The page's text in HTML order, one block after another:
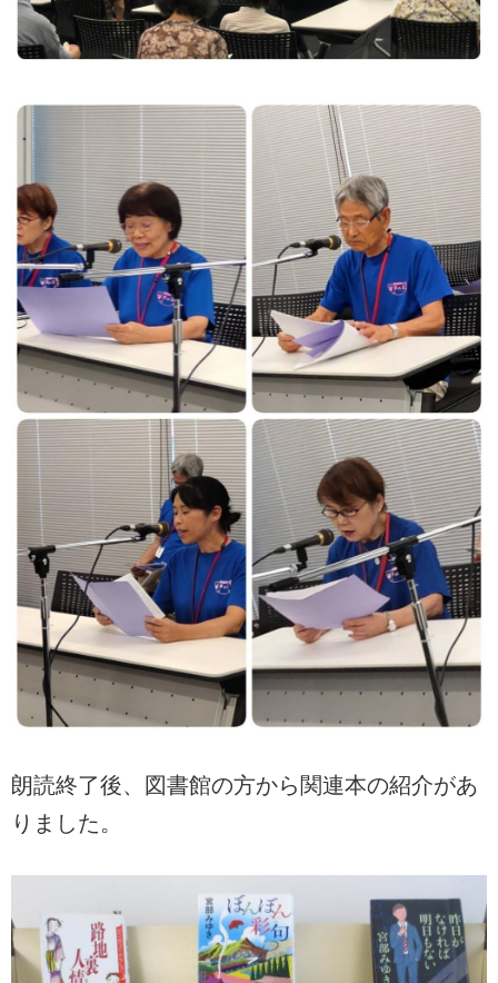
朗読終了後、図書館の方から関連本の紹介があ
りました。